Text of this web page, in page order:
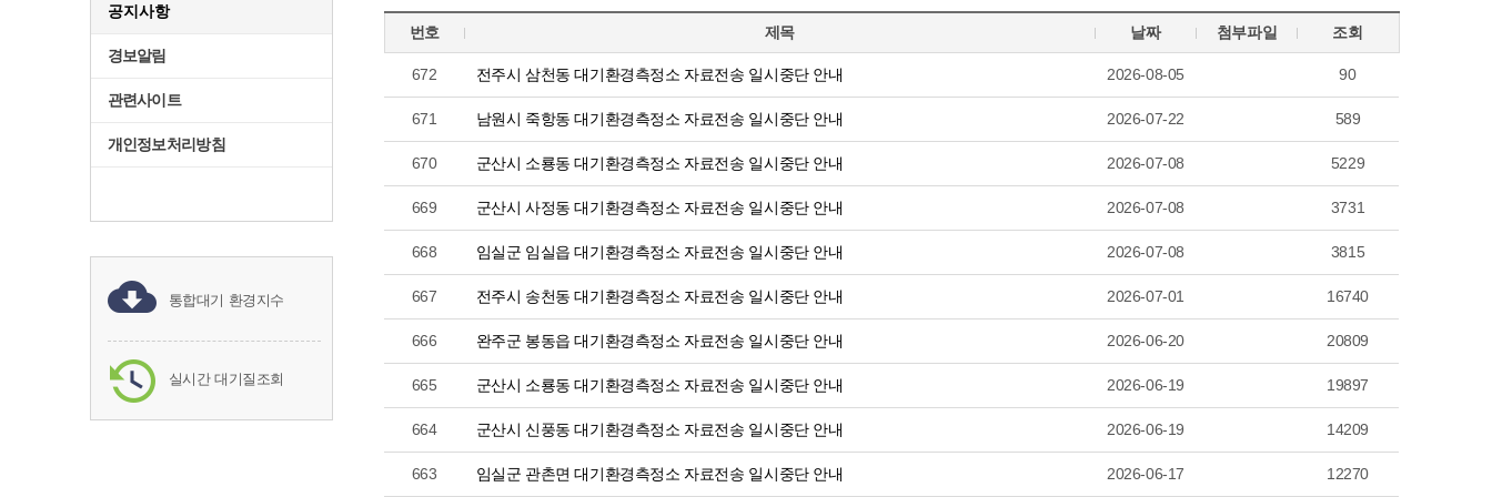
공지사항
경보알림
관련사이트
개인정보처리방침
통합대기 환경지수
실시간 대기질조회
번호 제목 날짜 첨부파일 조회
672 전주시 삼천동 대기환경측정소 자료전송 일시중단 안내 2026-08-05 90
671 남원시 죽항동 대기환경측정소 자료전송 일시중단 안내 2026-07-22 589
670 군산시 소룡동 대기환경측정소 자료전송 일시중단 안내 2026-07-08 5229
669 군산시 사정동 대기환경측정소 자료전송 일시중단 안내 2026-07-08 3731
668 임실군 임실읍 대기환경측정소 자료전송 일시중단 안내 2026-07-08 3815
667 전주시 송천동 대기환경측정소 자료전송 일시중단 안내 2026-07-01 16740
666 완주군 봉동읍 대기환경측정소 자료전송 일시중단 안내 2026-06-20 20809
665 군산시 소룡동 대기환경측정소 자료전송 일시중단 안내 2026-06-19 19897
664 군산시 신풍동 대기환경측정소 자료전송 일시중단 안내 2026-06-19 14209
663 임실군 관촌면 대기환경측정소 자료전송 일시중단 안내 2026-06-17 12270